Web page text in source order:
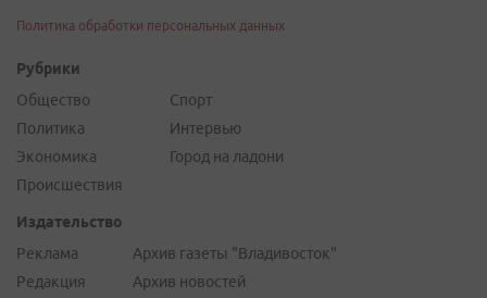
Политика обработки персональных данных
Рубрики
Общество
Политика
Экономика
Происшествия
Спорт
Интервью
Город на ладони
Издательство
Реклама
Редакция
Архив газеты "Владивосток"
Архив новостей